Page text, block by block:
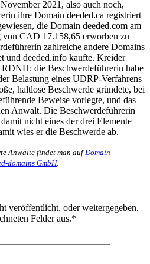
2021, also auch noch,
ihre Domain deeded.ca registriert
die Domain deeded.com am
CAD 17.158,65 erworben zu
zahlreiche andere Domains
und deeded.info kaufte. Kreider
RDNH: die Beschwerdeführerin habe
Belastung eines UDRP-Verfahrens
haltlose Beschwerde gründete, bei
Beweise vorlegte, und das
Anwalt. Die Beschwerdeführerin
nicht eines der drei Elemente
wies er die Beschwerde ab.
Anwälte findet man auf Domain-
domains GmbH.
veröffentlicht, oder weitergegeben.
Felder aus.*